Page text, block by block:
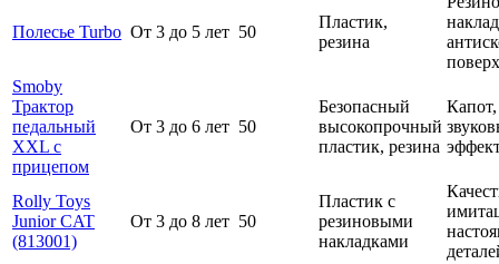
Полесье Turbo От 3 до 5 лет 50
Пластик,
резина
Smoby
Трактор
педальный
XXL с
прицепом
От 3 до 6 лет 50
Безопасный
высокопрочный
пластик, резина
Капот,
Rolly Toys
Junior CAT
(813001)
От 3 до 8 лет 50
Пластик с
резиновыми
накладками